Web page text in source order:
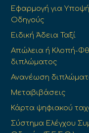
Εφαρμογή για
Οδηγούς
Ειδική Άδεια Ταξί
Απώλεια ή Κλοπή-
διπλώματος
Ανανέωση
Μεταβιβάσεις
Κάρτα ψηφιακού
Σύστημα Ελέγχου